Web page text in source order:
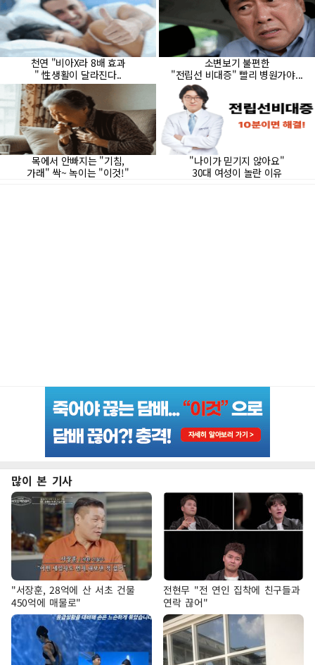
많이 본 기사
"서장훈, 28억에 산 서초 건물
450억에 매물로"
전현무 "전 연인 집착에 친구들과
연락 끊어"